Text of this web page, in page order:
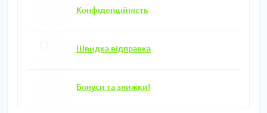
Конфіденційність
Швидка відправка
Бонуси та знижки!